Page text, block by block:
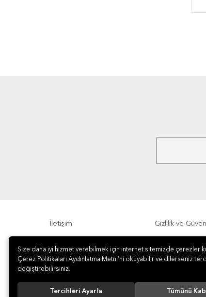
İletişim Gizlilik ve
Sıkça Sorulan Sorular Sipariş,
Size daha iyi hizmet verebilmek için internet sitemizde çerezler
Çerez Politikaları Aydınlatma Metni’ni okuyabilir ve dilerseniz
değiştirebilirsiniz.
Tercihleri Ayarla Tümünü